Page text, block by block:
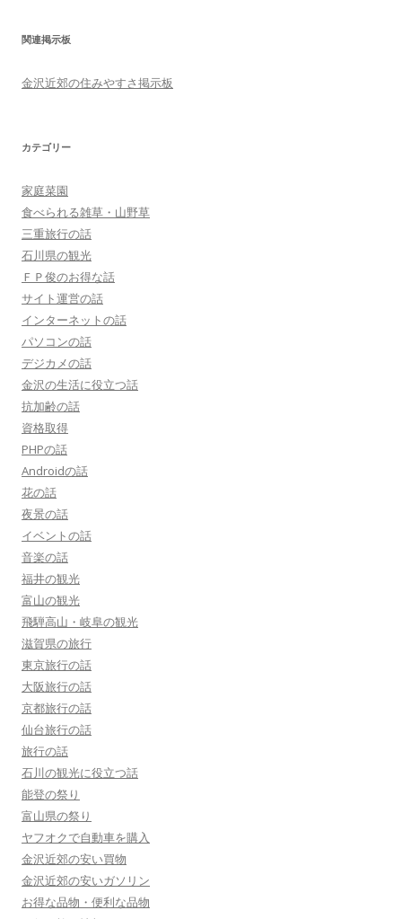
関連掲示板
金沢近郊の住みやすさ掲示板
カテゴリー
家庭菜園
食べられる雑草・山野草
三重旅行の話
石川県の観光
ＦＰ俊のお得な話
サイト運営の話
インターネットの話
パソコンの話
デジカメの話
金沢の生活に役立つ話
抗加齢の話
資格取得
PHPの話
Androidの話
花の話
夜景の話
イベントの話
音楽の話
福井の観光
富山の観光
飛騨高山・岐阜の観光
滋賀県の旅行
東京旅行の話
大阪旅行の話
京都旅行の話
仙台旅行の話
旅行の話
石川の観光に役立つ話
能登の祭り
富山県の祭り
ヤフオクで自動車を購入
金沢近郊の安い買物
金沢近郊の安いガソリン
お得な品物・便利な品物